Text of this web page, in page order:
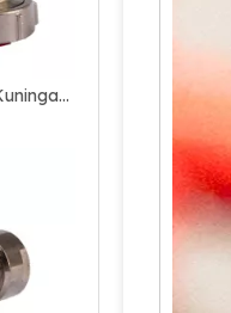
Katup Tembaga Paduan Tembaga Kuningan Berkualitas Baik untuk Pemadam Api Serbuk Kering